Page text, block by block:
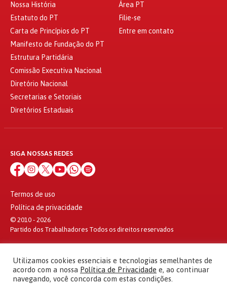
Nossa História
Estatuto do PT
Carta de Princípios do PT
Manifesto de Fundação do PT
Estrutura Partidária
Comissão Executiva Nacional
Diretório Nacional
Secretarias e Setoriais
Diretórios Estaduais
Área PT
Filie-se
Entre em contato
SIGA NOSSAS REDES
Termos de uso
Política de privacidade
© 2010 - 2026
Partido dos Trabalhadores Todos os direitos reservados
Utilizamos cookies essenciais e tecnologias semelhantes de
acordo com a nossa Política de Privacidade e, ao continuar
navegando, você concorda com estas condições.